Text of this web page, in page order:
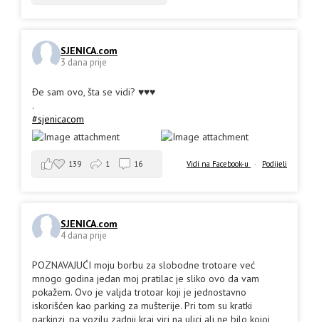
SJENICA.com
3 dana prije
Đe sam ovo, šta se vidi? ♥️♥️♥️
.
#sjenicacom
Vidi na Facebook-u · Podijeli
139 1 16
SJENICA.com
4 dana prije
POZNAVAJUĆI moju borbu za slobodne trotoare već
mnogo godina jedan moj pratilac je sliko ovo da vam
pokažem. Ovo je valjda trotoar koji je jednostavno
iskorišćen kao parking za mušterije. Pri tom su kratki
parkinzi, pa vozilu zadnji kraj viri na ulici ali ne bilo kojoj